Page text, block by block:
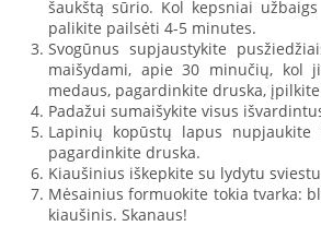
šaukštą sūrio. Kol kepsniai
palikite pailsėti 4-5 minutes.
Svogūnus supjaustykite
maišydami, apie 30 minučių, kol
medaus, pagardinkite druska,
Padažui sumaišykite visus
Lapinių kopūstų lapus
pagardinkite druska.
Kiaušinius iškepkite su lydytu
Mėsainius formuokite tokia tvarka:
kiaušinis. Skanaus!